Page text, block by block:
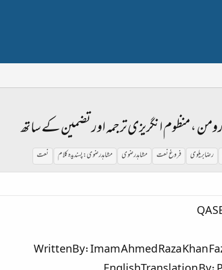
رومن ، منظوم انگریزی ترجمہ اور تضمین کے ساتھ
رضا بریلوی فروغ نعت مشاہدرضوی مشاہدرضوی:پسندیدہ کلام نعت
WrittenBy: Imam Ahmed Raza Khan